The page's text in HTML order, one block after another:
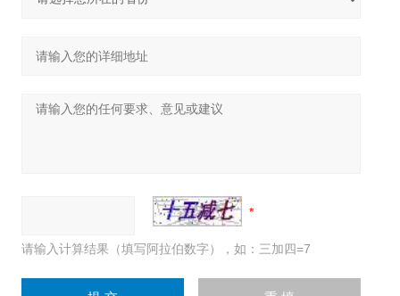
请输入计算结果（填写阿拉伯数字），如：三加四=7